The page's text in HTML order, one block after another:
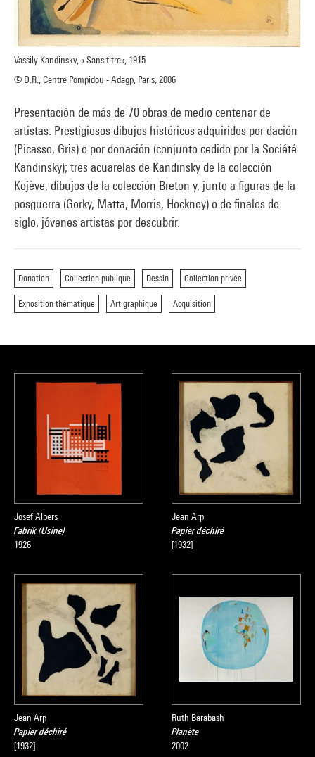
Vassily Kandinsky, « Sans titre», 1915
© D.R., Centre Pompidou - Adagp, Paris, 2006
Presentación de más de 70 obras de medio centenar de
artistas. Prestigiosos dibujos históricos adquiridos por dación
(Picasso, Gris) o por donación (conjunto cedido por la Société
Kandinsky); tres acuarelas de Kandinsky de la colección
Kojève; dibujos de la colección Breton y, junto a figuras de la
posguerra (Gorky, Matta, Morris, Hockney) o de finales de
siglo, jóvenes artistas por descubrir.
Donation Collection publique Dessin Collection privée
Exposition thématique Art graphique Acquisition
Josef Albers
Fabrik (Usine)
1926
Jean Arp
Papier déchiré
[1932]
Jean Arp
Papier déchiré
[1932]
Ruth Barabash
Planète
2002